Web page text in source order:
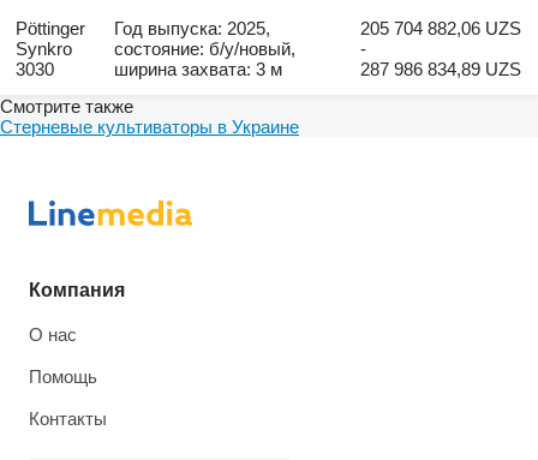
Pöttinger
Synkro
3030
Год выпуска: 2025,
состояние: б/у/новый,
ширина захвата: 3 м
205 704 882,06 UZS
-
287 986 834,89 UZS
Смотрите также
Стерневые культиваторы в Украине
Компания
О нас
Помощь
Контакты